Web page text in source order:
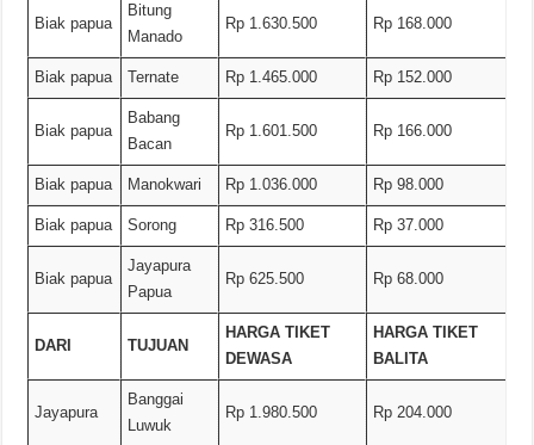
Biak papua
Bitung
Manado
Rp 1.630.500 Rp 168.000
Biak papua Ternate Rp 1.465.000 Rp 152.000
Biak papua
Babang
Bacan
Rp 1.601.500 Rp 166.000
Biak papua Manokwari Rp 1.036.000 Rp 98.000
Biak papua Sorong Rp 316.500 Rp 37.000
Biak papua
Jayapura
Papua
Rp 625.500 Rp 68.000
DARI TUJUAN
HARGA TIKET
DEWASA
HARGA TIKET
BALITA
Jayapura
Banggai
Luwuk
Rp 1.980.500 Rp 204.000